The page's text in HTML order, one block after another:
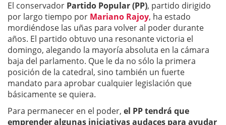
El conservador Partido Popular (PP), partido dirigido
por largo tiempo por Mariano Rajoy, ha estado
mordiéndose las uñas para volver al poder durante
años. El partido obtuvo una resonante victoria el
domingo, alegando la mayoría absoluta en la cámara
baja del parlamento. Que le da no sólo la primera
posición de la catedral, sino también un fuerte
mandato para aprobar cualquier legislación que
básicamente se quiera.
Para permanecer en el poder, el PP tendrá que
emprender algunas iniciativas audaces para ayudar